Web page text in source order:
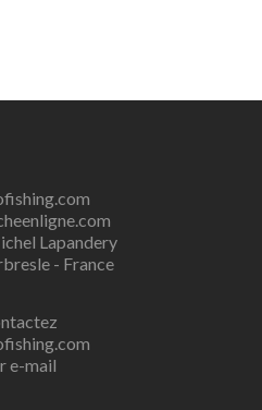
Lapandery
- France
e-mail